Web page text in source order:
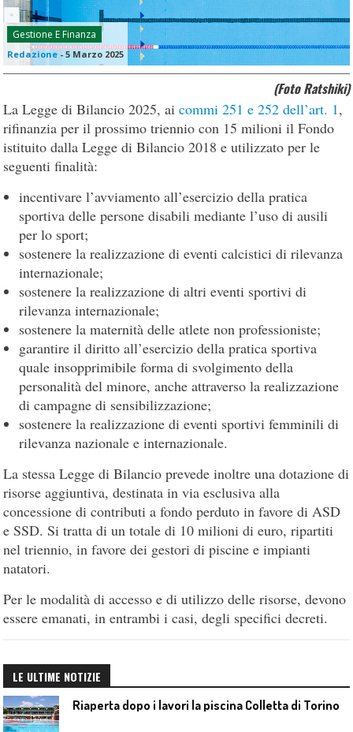
Gestione E Finanza
Redazione -5 Marzo 2025
(Foto Ratshiki)
La Legge di Bilancio 2025, aicommi 251 e 252 dell’art. 1,
rifinanzia per il prossimo triennio con 15 milioni il Fondo
istituito dalla Legge di Bilancio 2018 e utilizzato per le
seguenti finalità:
incentivare l’avviamento all’esercizio della pratica
sportiva delle persone disabili mediante l’uso di ausili
per lo sport;
sostenere la realizzazione di eventi calcistici di rilevanza
internazionale;
sostenere la realizzazione di altri eventi sportivi di
rilevanza internazionale;
sostenere la maternità delle atlete non professioniste;
garantire il diritto all’esercizio della pratica sportiva
quale insopprimibile forma di svolgimento della
personalità del minore, anche attraverso la realizzazione
di campagne di sensibilizzazione;
sostenere la realizzazione di eventi sportivi femminili di
rilevanza nazionale e internazionale.
La stessa Legge di Bilancio prevede inoltre una dotazione di
risorse aggiuntiva, destinata in via esclusiva alla
concessione di contributi a fondo perduto in favore di ASD
e SSD. Si tratta di un totale di 10 milioni di euro, ripartiti
nel triennio, in favore dei gestori di piscine e impianti
natatori.
Per le modalità di accesso e di utilizzo delle risorse, devono
essere emanati, in entrambi i casi, degli specifici decreti.
LE ULTIME NOTIZIE
Riaperta dopo i lavori la piscina Colletta di Torino